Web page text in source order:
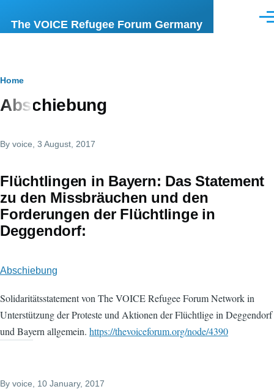
The VOICE Refugee Forum Germany
Breadcrumb
Home
Abschiebung
By voice , 3 August, 2017
Flüchtlingen in Bayern: Das Statement
zu den Missbräuchen und den
Forderungen der Flüchtlinge in
Deggendorf:
Abschiebung
Solidaritätsstatement von The VOICE Refugee Forum Network in
Unterstützung der Proteste und Aktionen der Flüchtlige in Deggendorf
und Bayern allgemein. https://thevoiceforum.org/node/4390
By voice , 10 January, 2017